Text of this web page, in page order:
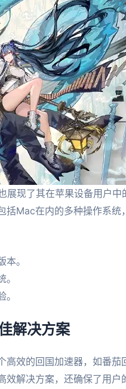
展现了其在苹果设备用户
Mac在内的多种操作系统
。
解决方案
效的回国加速器，如番
解决方案，还确保了用